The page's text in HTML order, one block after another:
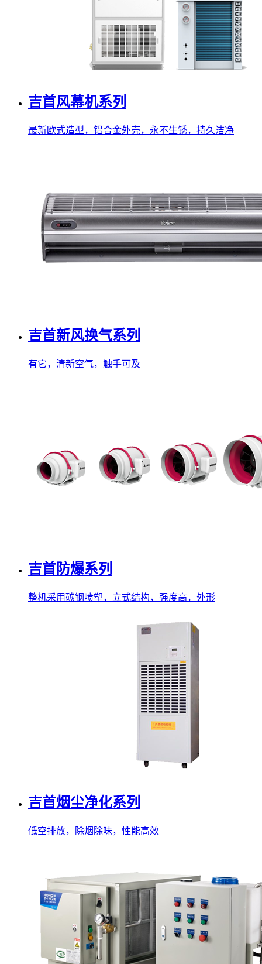
吉首风幕机系列
最新欧式造型，铝合金外壳，永不生锈，持久洁净
吉首新风换气系列
有它，清新空气，触手可及
吉首防爆系列
整机采用碳钢喷塑，立式结构，强度高，外形
吉首烟尘净化系列
低空排放，除烟除味，性能高效